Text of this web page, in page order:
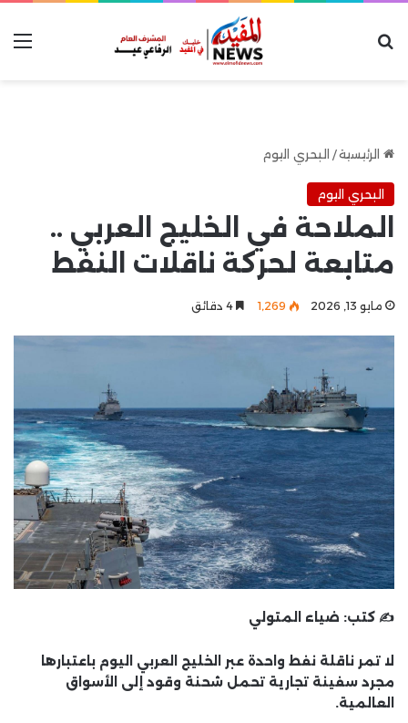
الرئيسية/ البحري اليوم
البحري اليوم
الملاحة في الخليج العربي ..
متابعة لحركة ناقلات النفط
مايو 13, 2026 1٬269
✍️ كتب: ضياء المتولي
لا تمر ناقلة نفط واحدة عبر الخليج العربي اليوم باعتبارها
مجرد سفينة تجارية تحمل شحنة وقود إلى الأسواق
العالمية.